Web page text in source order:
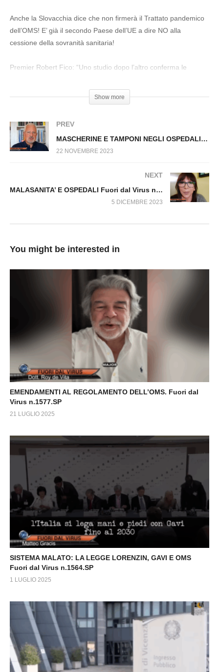
SANITA’ E OSPEDALI Fuori dal Virus n.847.SP
Anche la Slovacchia dice che non firmerà il Trattato pandemico
dell’OMS! E’ già il secondo Paese dell’UE a dire NO alla
cessione della sovranità sanitaria!
Premier Robert Fico: “Uno studio dopo l’altro conferma le
vaccini non testati e sperimentali! Il governo non sosterrà il
rafforzamento dei poteri dell’Organizzazione mondiale della
contro le pandemie.
#Sanità #Oms #Slovacchia #Vaccini #Elite #Pandemia
Show more
PREV
MASCHERINE E TAMPONI NEGLI OSPEDALI Fuori dal Virus n.852.SP
22 NOVEMBRE 2023
NEXT
MALASANITA’ E OSPEDALI Fuori dal Virus n.873.SP
5 DICEMBRE 2023
You might be interested in
EMENDAMENTI AL REGOLAMENTO DELL’OMS. Fuori dal
Virus n.1577.SP
21 LUGLIO 2025
SISTEMA MALATO: LA LEGGE LORENZIN, GAVI E OMS
Fuori dal Virus n.1564.SP
1 LUGLIO 2025